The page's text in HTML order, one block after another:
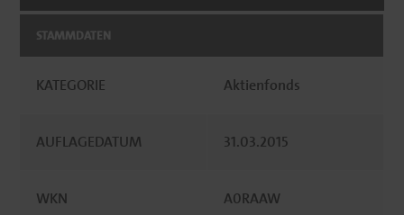
STAMMDATEN
KATEGORIE Aktienfonds
AUFLAGEDATUM 31.03.2015
WKN A0RAAW